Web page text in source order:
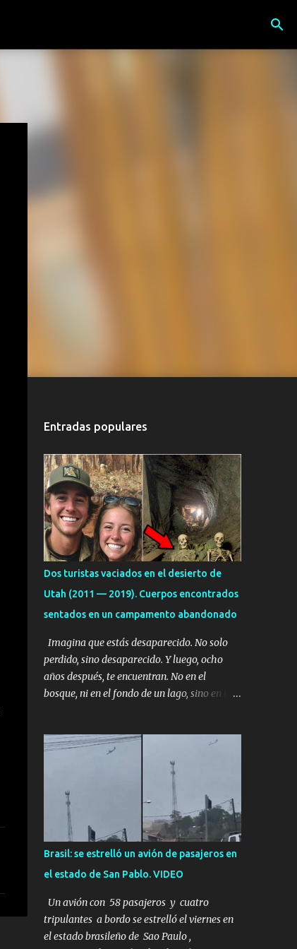
Entradas populares
Dos turistas vaciados en el desierto de
Utah (2011 — 2019). Cuerpos encontrados
sentados en un campamento abandonado
Imagina que estás desaparecido. No solo
perdido, sino desaparecido. Y luego, ocho
años después, te encuentran. No en el
bosque, ni en el fondo de un lago, sino en una
querido. Parece que simplemente te has
quedado dormido, pero estás muerto, con los
huesos de las piernas rotos. Esta no es una
historia de monstruos de película. Esta es la
historia real de Sarah y Andrew. Es la
historia de cómo un viaje de tres días al
desierto se convirtió en un misterio de ocho
años, cuya respuesta resultó ser más
aterradora de lo que nadie podría haber
imaginado. Esta historia comenzó en 2011.
Sarah y Andrew eran una pareja normal de
Colorado. Ella tenía 26 años. Él, 28. No eran
Brasil: se estrelló un avión de pasajeros en
el estado de San Pablo. VIDEO
Un avión con 58 pasajeros y cuatro
tripulantes a bordo se estrelló el viernes en
el estado brasileño de Sao Paulo ,